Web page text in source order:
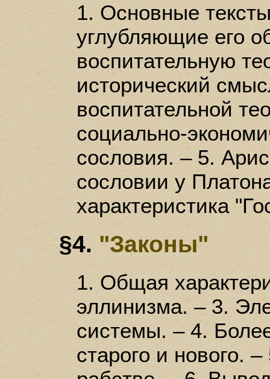
1. Основные
углубляющие его
воспитательную
исторический
воспитательной
социально-
сословия. – 5.
сословии у
характеристика
§4."Законы"
1. Общая
эллинизма. – 3.
системы. – 4.
старого и нового.